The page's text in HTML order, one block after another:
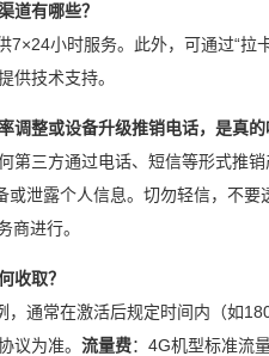
道有哪些？
7×24小时服务。此外，可通过“拉
供技术支持。
调整或设备升级推销电话，是真的
第三方通过电话、短信等形式推销
或泄露个人信息。切勿轻信，不
商进行。
收取？
，通常在激活后规定时间内（如
议为准。 流量费：4G机型标准流